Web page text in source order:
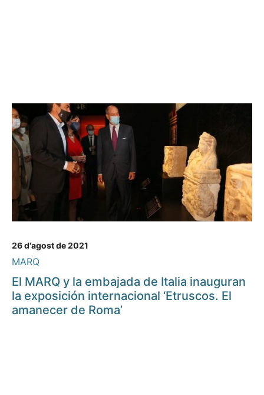
26 d'agost de 2021
MARQ
El MARQ y la embajada de Italia inauguran
la exposición internacional ‘Etruscos. El
amanecer de Roma’